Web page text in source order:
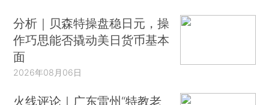
分析｜贝森特操盘稳日元，操
作巧思能否撬动美日货币基本
面
2026年08月06日
火线评论｜广东雷州“特教老